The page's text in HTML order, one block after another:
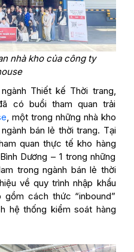
nhà kho của công ty
Thiết kế Thời trang,
có buổi tham quan trải
, một trong những nhà kho
bán lẻ thời trang. Tại
quan thực tế kho hàng
Dương – 1 trong những
trong ngành bán lẻ thời
về quy trình nhập khẩu
cách thức “inbound”
hệ thống kiểm soát hàng